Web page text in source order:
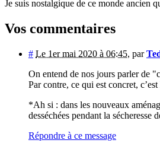
Je suis nostalgique de ce monde ancien
Vos commentaires
# Le 1er mai 2020 à 06:45, par
On entend de nos jours parler de
Par contre, ce qui est concret, c’est
*Ah si : dans les nouveaux
desséchées pendant la
Répondre à ce message